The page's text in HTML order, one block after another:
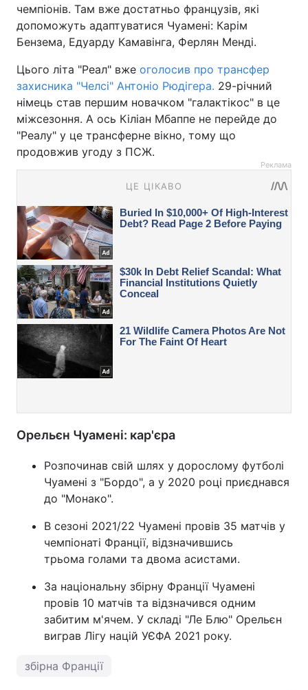
чемпіонів. Там вже достатньо французів, які
допоможуть адаптуватися Чуамені: Карім
Бензема, Едуарду Камавінга, Ферлян Менді.
Цього літа "Реал" вже оголосив про трансфер
захисника "Челсі" Антоніо Рюдігера. 29-річний
німець став першим новачком "галактікос" в це
міжсезоння. А ось Кіліан Мбаппе не перейде до
"Реалу" у це трансферне вікно, тому що
продовжив угоду з ПСЖ.
Реклама
Орельєн Чуамені: кар'єра
Розпочинав свій шлях у дорослому футболі
Чуамені з "Бордо", а у 2020 році приєднався
до "Монако".
В сезоні 2021/22 Чуамені провів 35 матчів у
чемпіонаті Франції, відзначившись
трьома голами та двома асистами.
За національну збірну Франції Чуамені
провів 10 матчів та відзначився одним
забитим м'ячем. У складі "Ле Блю" Орельєн
виграв Лігу націй УЄФА 2021 року.
збірна Франції